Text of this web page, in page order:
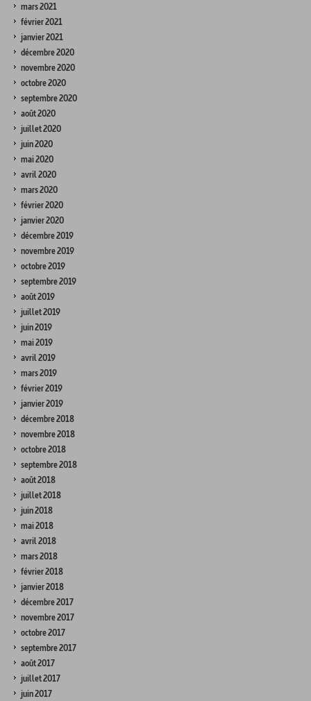
mars 2021
février 2021
janvier 2021
décembre 2020
novembre 2020
octobre 2020
septembre 2020
août 2020
juillet 2020
juin 2020
mai 2020
avril 2020
mars 2020
février 2020
janvier 2020
décembre 2019
novembre 2019
octobre 2019
septembre 2019
août 2019
juillet 2019
juin 2019
mai 2019
avril 2019
mars 2019
février 2019
janvier 2019
décembre 2018
novembre 2018
octobre 2018
septembre 2018
août 2018
juillet 2018
juin 2018
mai 2018
avril 2018
mars 2018
février 2018
janvier 2018
décembre 2017
novembre 2017
octobre 2017
septembre 2017
août 2017
juillet 2017
juin 2017